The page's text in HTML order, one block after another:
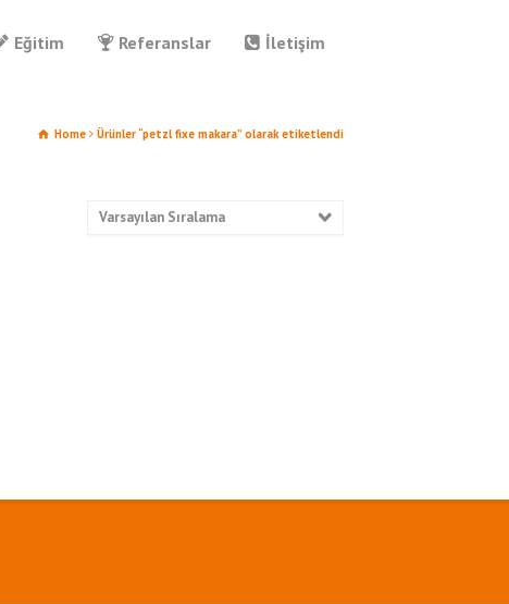
Eğitim Referanslar İletişim
Home Ürünler “petzl fixe makara” olarak etiketlendi
Varsayılan Sıralama